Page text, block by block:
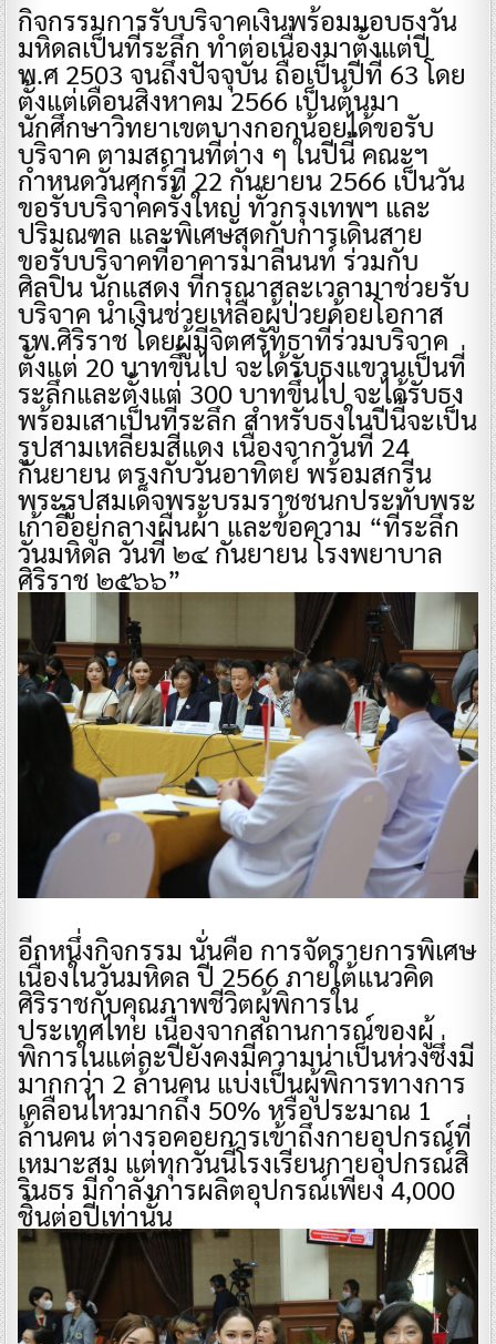
กิจกรรมการรับบริจาคเงินพร้อมมอบธงวัน
มหิดลเป็นที่ระลึก ทำต่อเนื่องมาตั้งแต่ปี
พ.ศ 2503 จนถึงปัจจุบัน ถือเป็นปีที่ 63 โดย
ตั้งแต่เดือนสิงหาคม 2566 เป็นต้นมา
นักศึกษาวิทยาเขตบางกอกน้อยได้ขอรับ
บริจาค ตามสถานที่ต่าง ๆ ในปีนี้ คณะฯ
กำหนดวันศุกร์ที่ 22 กันยายน 2566 เป็นวัน
ขอรับบริจาคครั้งใหญ่ ทั่วกรุงเทพฯ และ
ปริมณฑล และพิเศษสุดกับการเดินสาย
ขอรับบริจาคที่อาคารมาลีนนท์ ร่วมกับ
ศิลปิน นักแสดง ที่กรุณาสละเวลามาช่วยรับ
บริจาค นำเงินช่วยเหลือผู้ป่วยด้อยโอกาส
รพ.ศิริราช โดยผู้มีจิตศรัทธาที่ร่วมบริจาค
ตั้งแต่ 20 บาทขึ้นไป จะได้รับธงแขวนเป็นที่
ระลึกและตั้งแต่ 300 บาทขึ้นไป จะได้รับธง
พร้อมเสาเป็นที่ระลึก สำหรับธงในปีนี้จะเป็น
รูปสามเหลี่ยมสีแดง เนื่องจากวันที่ 24
กันยายน ตรงกับวันอาทิตย์ พร้อมสกรีน
พระรูปสมเด็จพระบรมราชชนกประทับพระ
เก้าอี้อยู่กลางผืนผ้า และข้อความ “ที่ระลึก
วันมหิดล วันที่ ๒๔ กันยายน โรงพยาบาล
ศิริราช ๒๕๖๖”
อีกหนึ่งกิจกรรม นั่นคือ การจัดรายการพิเศษ
เนื่องในวันมหิดล ปี 2566 ภายใต้แนวคิด
ศิริราชกับคุณภาพชีวิตผู้พิการใน
ประเทศไทย เนื่องจากสถานการณ์ของผู้
พิการในแต่ละปียังคงมีความน่าเป็นห่วงซึ่งมี
มากกว่า 2 ล้านคน แบ่งเป็นผู้พิการทางการ
เคลื่อนไหวมากถึง 50% หรือประมาณ 1
ล้านคน ต่างรอคอยการเข้าถึงกายอุปกรณ์ที่
เหมาะสม แต่ทุกวันนี้โรงเรียนกายอุปกรณ์สิ
รินธร มีกำลังการผลิตอุปกรณ์เพียง 4,000
ชิ้นต่อปีเท่านั้น